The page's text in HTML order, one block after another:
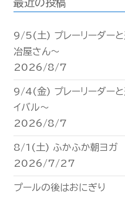
最近の投稿
9/5(土) プレーリーダー
冶屋さん〜
2026/8/7
9/4(金) プレーリーダーと
イバル〜
2026/8/7
8/1(土) ふかふか朝ヨガ
2026/7/27
プールの後はおにぎり